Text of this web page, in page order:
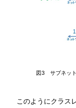
図3 サブネッ
このようにクラス